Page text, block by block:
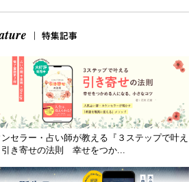
セラー・占い師が教える『３ステップで叶え
き寄せの法則 幸せをつか...